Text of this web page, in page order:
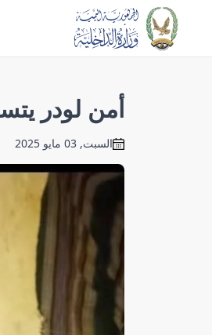
أمن لودر
السبت, 03 مايو 2025